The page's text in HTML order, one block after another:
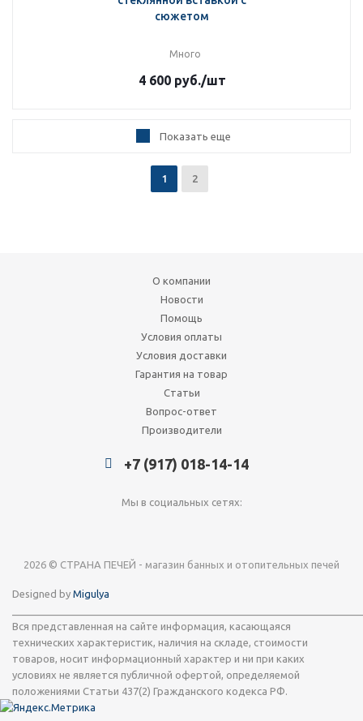
сюжетом
Много
4 600руб./шт
Показать еще
1 2
О компании
Новости
Помощь
Условия оплаты
Условия доставки
Гарантия на товар
Статьи
Вопрос-ответ
Производители
+7 (917) 018-14-14
Мы в социальных сетях:
2026 © СТРАНА ПЕЧЕЙ - магазин банных и отопительных печей
Designed by Migulya
Вся представленная на сайте информация, касающаяся
технических характеристик, наличия на складе, стоимости
товаров, носит информационный характер и ни при каких
условиях не является публичной офертой, определяемой
положениями Статьи 437(2) Гражданского кодекса РФ.